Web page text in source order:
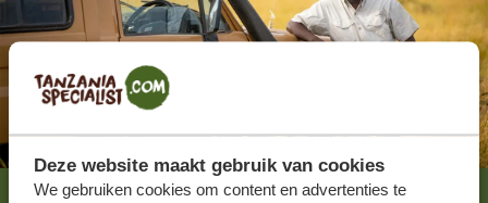
Deze website maakt gebruik van cookies
We gebruiken cookies om content en advertenties te